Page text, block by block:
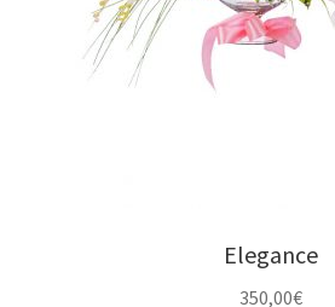
Elegance
350,00€